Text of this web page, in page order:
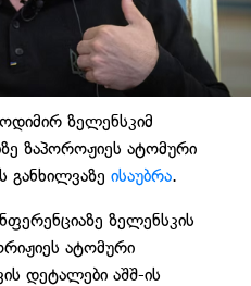
ზელენსკიმ
ზაპოროჟიეს ატომური
განხილვაზე ისაუბრა.
ზელენსკის
ატომური
დეტალები აშშ-ის